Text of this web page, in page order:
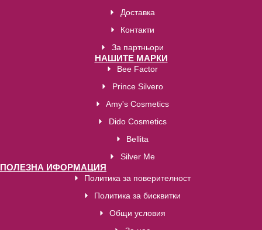
Доставка
Контакти
За партньори
НАШИТЕ МАРКИ
Bee Factor
Prince Silvero
Amy's Cosmetics
Dido Cosmetics
Bellita
Silver Me
ПОЛЕЗНА ИФОРМАЦИЯ
Политика за поверителност
Политика за бисквитки
Общи условия